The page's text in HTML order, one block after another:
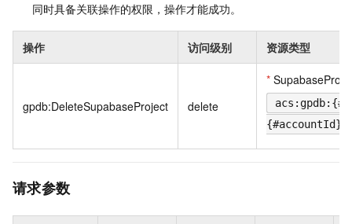
同时具备关联操作的权限，操作才能成功。
操作 访问级别 资源类型
gpdb:DeleteSupabaseProject delete
*
请求参数